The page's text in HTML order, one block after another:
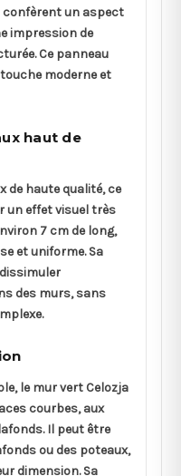
confèrent un aspect
impression de
Ce panneau
moderne et
haut de
de haute qualité, ce
un effet visuel très
7 cm de long,
et uniforme. Sa
des murs, sans
le mur vert Celozja
courbes, aux
Il peut être
ou des poteaux,
dimension. Sa